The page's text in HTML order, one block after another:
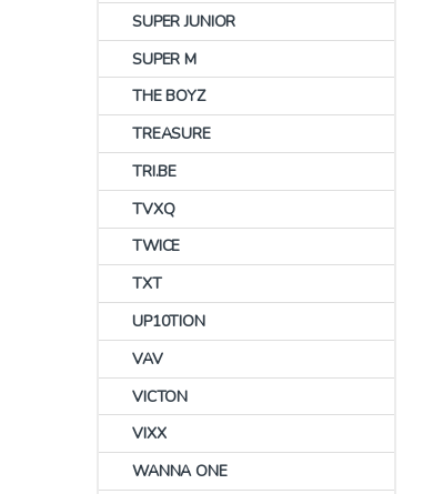
SUPER JUNIOR
SUPER M
THE BOYZ
TREASURE
TRI.BE
TVXQ
TWICE
TXT
UP10TION
VAV
VICTON
VIXX
WANNA ONE